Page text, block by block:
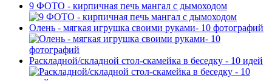
9 ФОТО - кирпичная печь мангал с дымоходом
Олень - мягкая игрушка своими руками- 10 фотографий
Раскладной/складной стол-скамейка в беседку - 10 идей